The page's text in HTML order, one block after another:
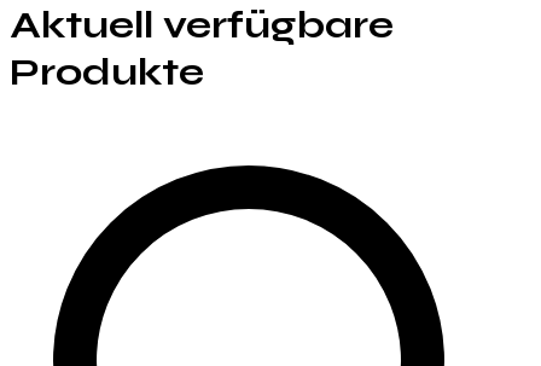
Aktuell verfügbare
Produkte